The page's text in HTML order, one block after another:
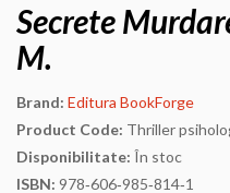
Secrete
M.
Brand: Editura BookForge
Product Code: Thriller
Disponibilitate: În stoc
ISBN: 978‐606‐985‐814‐1